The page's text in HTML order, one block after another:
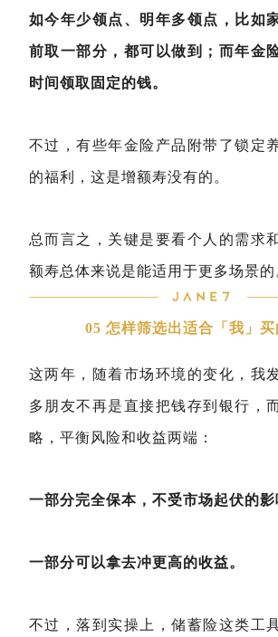
如今年少领点、明年多领点，比如
前取一部分，都可以做到；而年金
时间领取固定的钱。
不过，有些年金险产品附带了锁定
的福利，这是增额寿没有的。
总而言之，关键是要看个人的需求
额寿总体来说是能适用于更多场景的
05 怎样筛选出适合「我 」 买
这两年，随着市场环境的变化，我
多朋友不再是直接把钱存到银行，
略，平衡风险和收益两端：
一部分完全保本，不受市场起伏的影
一部分可以拿去冲更高的收益。
不过，落到实操上，储蓄险这类工